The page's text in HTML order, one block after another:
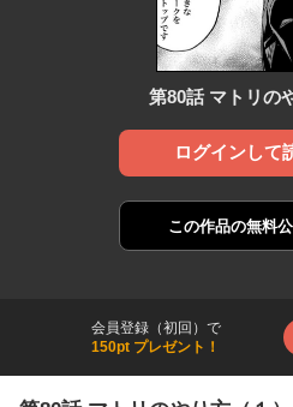
第80話 マトリの
ログインして
この作品の無料
会員登録（初回）で
150pt プレゼント！